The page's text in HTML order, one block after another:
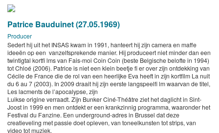
Patrice Bauduinet (27.05.1969)
Producer
Sedert hij uit het INSAS kwam in 1991, hanteert hij zijn camera en maffe
ideeën op een vanzelfsprekende manier. Hij produceert niet minder dan een
twintigtal kortfi lms van Fais-moi Coin Coin (beste Belgische belofte in 1994)
tot Chloé (2006). Patrice is niet een klein beetje fi er over zijn ontdekking van
Cécile de France die de rol van een heerlijke Eva heeft in zijn kortfilm La nuit
du 6 au 7 (2003). In 2009 draait hij zijn eerste langspeelfi lm waarvan de titel,
Les lacments de l’apocalypse, zijn
Luikse origine verraadt. Zijn Bunker Ciné-Théâtre ziet het daglicht in Sint-
Joost in 1999 en men ontdekt er een krankzinnig programma, waaronder het
Festival du Fanzine. Een underground-adres in Brussel dat deze
creatieveling met passie doet opleven, van toneelkunsten tot strips, van
video tot muziek.